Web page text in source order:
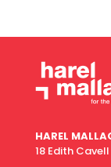
HAREL
18 Edith